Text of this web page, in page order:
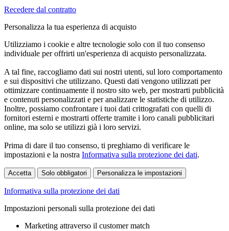
Recedere dal contratto
Personalizza la tua esperienza di acquisto
Utilizziamo i cookie e altre tecnologie solo con il tuo consenso
individuale per offrirti un'esperienza di acquisto personalizzata.
A tal fine, raccogliamo dati sui nostri utenti, sul loro comportamento
e sui dispositivi che utilizzano. Questi dati vengono utilizzati per
ottimizzare continuamente il nostro sito web, per mostrarti pubblicità
e contenuti personalizzati e per analizzare le statistiche di utilizzo.
Inoltre, possiamo confrontare i tuoi dati crittografati con quelli di
fornitori esterni e mostrarti offerte tramite i loro canali pubblicitari
online, ma solo se utilizzi già i loro servizi.
Prima di dare il tuo consenso, ti preghiamo di verificare le
impostazioni e la nostra Informativa sulla protezione dei dati.
Accetta Solo obbligatori Personalizza le impostazioni
Informativa sulla protezione dei dati
Impostazioni personali sulla protezione dei dati
Marketing attraverso il customer match